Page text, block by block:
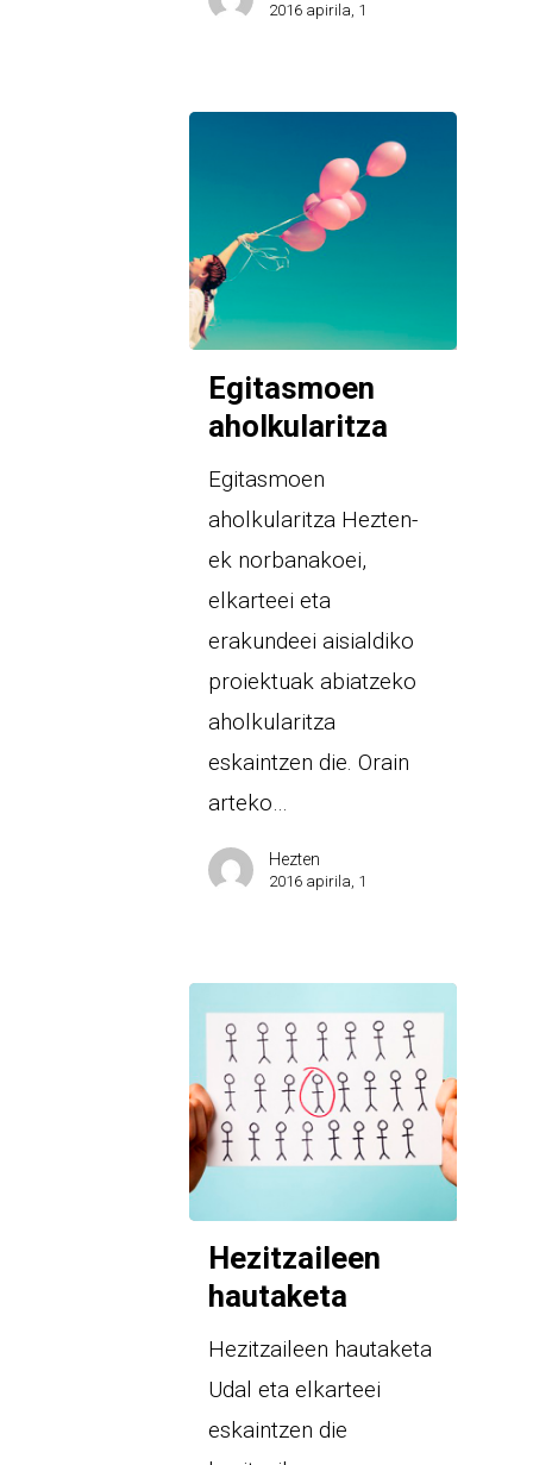
2016 apirila, 1
Egitasmoen
aholkularitza
Egitasmoen
aholkularitza Hezten-
ek norbanakoei,
elkarteei eta
erakundeei aisialdiko
proiektuak abiatzeko
aholkularitza
eskaintzen die. Orain
arteko…
Hezten
2016 apirila, 1
Hezitzaileen
hautaketa
Hezitzaileen hautaketa
Udal eta elkarteei
eskaintzen die